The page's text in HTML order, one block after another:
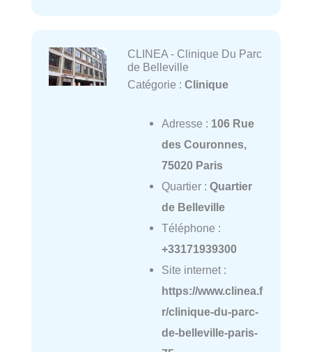
CLINEA - Clinique Du Parc
de Belleville
Catégorie : Clinique
Adresse : 106 Rue
des Couronnes,
75020 Paris
Quartier : Quartier
de Belleville
Téléphone :
+33171939300
Site internet :
https://www.clinea.f
r/clinique-du-parc-
de-belleville-paris-